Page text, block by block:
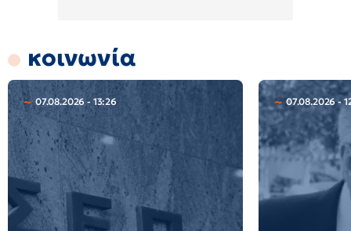
κοινωνία
07.08.2026 - 13:26 07.08.2026 -